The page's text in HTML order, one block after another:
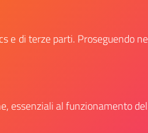
e di terze parti. Proseguendo
essenziali al funzionamento